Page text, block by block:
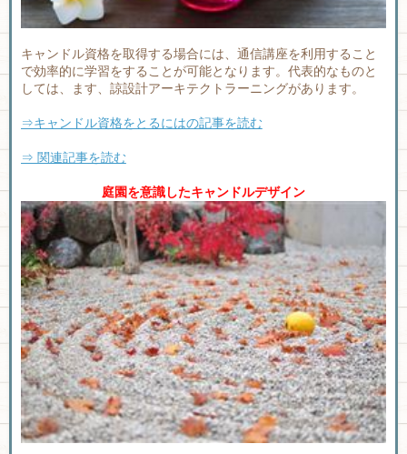
キャンドル資格を取得する場合には、通信講座を利用すること
で効率的に学習をすることが可能となります。代表的なものと
しては、ます、諒設計アーキテクトラーニングがあります。
⇒キャンドル資格をとるにはの記事を読む
⇒ 関連記事を読む
庭園を意識したキャンドルデザイン